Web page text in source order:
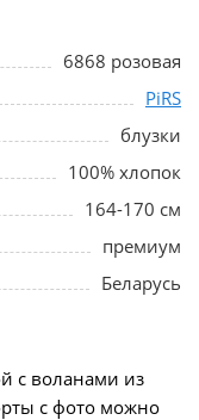
6868 розовая
PiRS
блузки
100% хлопок
164-170 см
премиум
Беларусь
с воланами из
с фото можно